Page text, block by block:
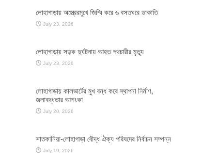
লোহাগাড়ায় অস্ত্রেরমুখে জিম্মি করে ৬ বসতঘরে ডাকাতি
July 23, 2026
লোহাগাড়ায় সড়ক দুর্ঘটনায় আহত পথচারীর মৃত্যু
July 23, 2026
লোহাগাড়ায় কালভার্টের মুখ বন্ধ করে স্থাপনা নির্মাণ,
জলাবদ্ধতার আশংকা
July 20, 2026
সাতকানিয়া-লোহাগাড়া বৌদ্ধ ঐক্য পরিষদের নির্বাচন সম্পন্ন
July 19, 2026